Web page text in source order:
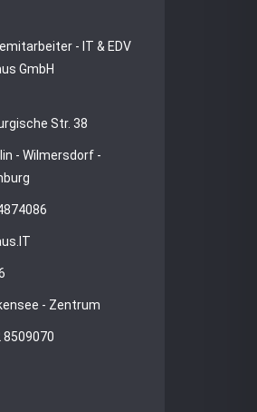
- IT & EDV
GmbH
Str. 38
- Wilmersdorf -
- Zentrum
8509070